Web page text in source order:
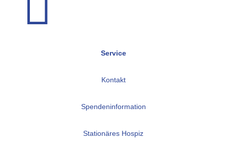
Service
Kontakt
Spendeninformation
Stationäres Hospiz